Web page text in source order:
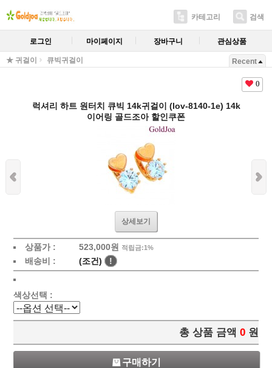
카테고리 검색
로그인 마이페이지 장바구니 관심상품
★ 귀걸이 큐빅귀걸이 Recent
0
럭셔리 하트 원터치 큐빅 14k귀걸이 (lov-8140-1e) 14k
이어링 골드조아 할인쿠폰
상세보기
상품가 : 523,000원 적립금:1%
배송비 : (조건) !
색상선택 :
총 상품 금액 0 원
구매하기